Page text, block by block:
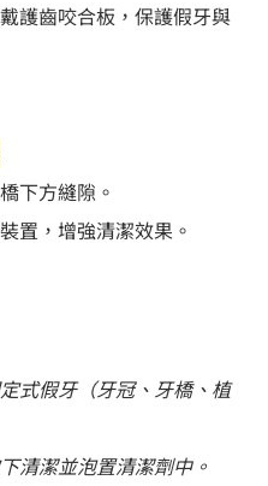
護齒咬合板，保護假牙與
下方縫隙。
置，增強清潔效果。
式假牙（牙冠、牙橋、植
清潔並泡置清潔劑中。